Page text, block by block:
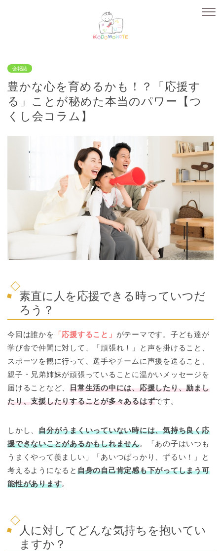
会報誌
豊かな心を育めるかも！？「応援す
る」ことが秘めた本当のパワー【つ
くし会コラム】
素直に人を応援できる時っていつだ
ろう？
今回は誰かを 「応援すること」 がテーマです。子ども達が
学び舎で仲間に対して、「頑張れ！」と声を掛けること、
スポーツを観に行って、選手やチームに声援を送ること、
親子・兄弟姉妹が頑張っていることに温かいメッセージを
届けることなど、
日常生活の中には、応援したり、励まし
たり、支援したりすることが多々あるはずです。
しかし、自分がうまくいっていない時には、気持ち良く応
援できないことがあるかもしれません。「あの子はいつも
うまくやって羨ましい」「あいつばっかり、ずるい！」と
考えるようになると 自身の自己肯定感も下がってしまう可
能性があります。
人に対してどんな気持ちを抱いてい
ますか？